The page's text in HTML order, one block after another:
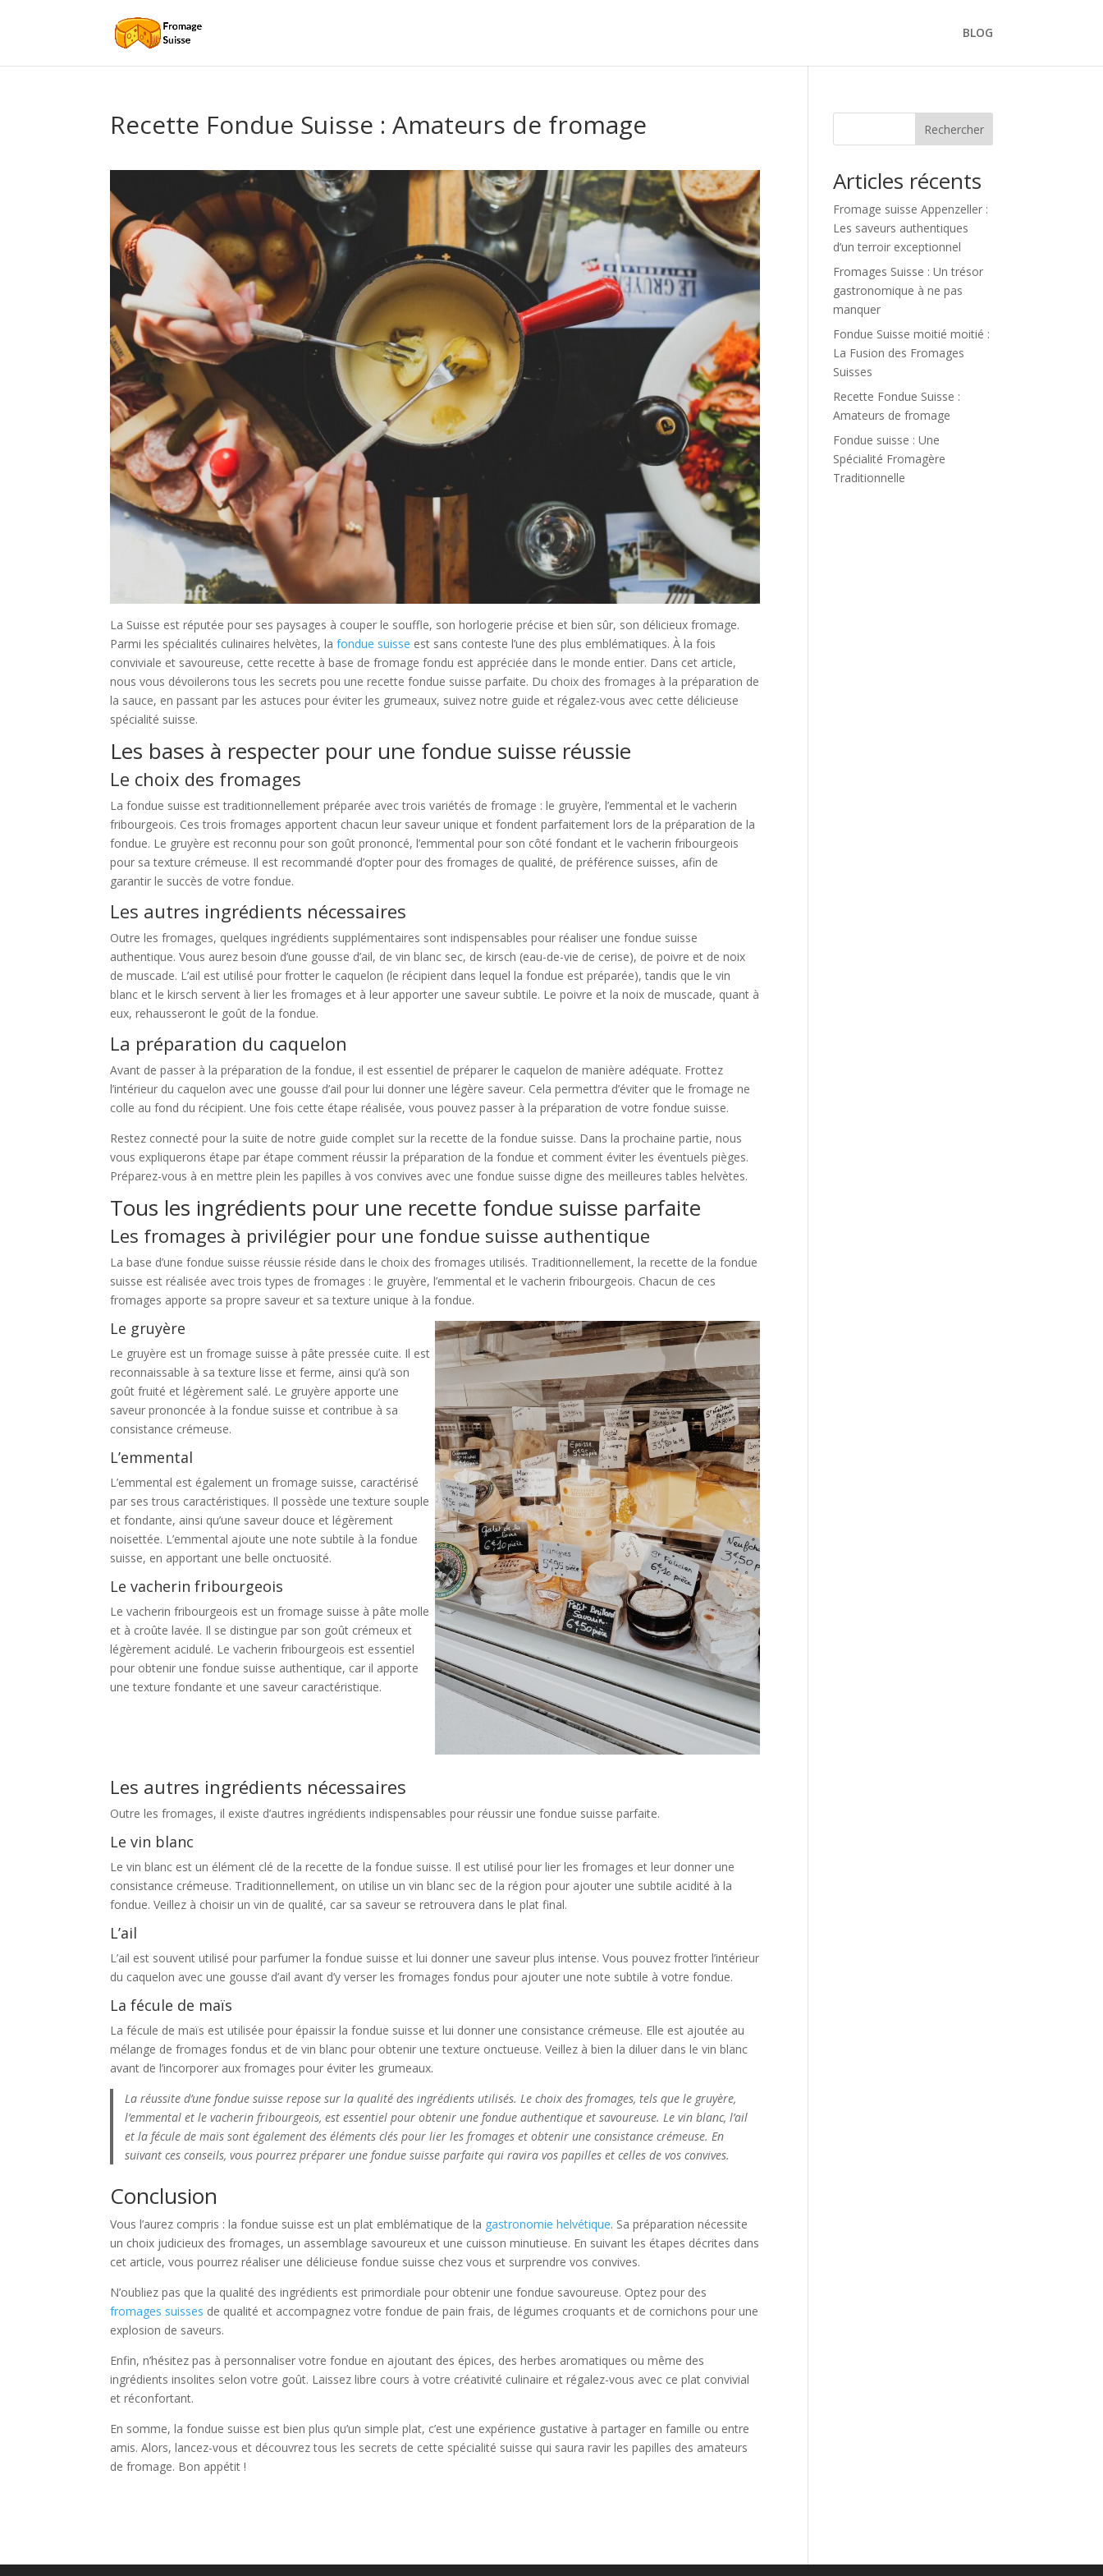
BLOG
Recette Fondue Suisse : Amateurs de fromage
La Suisse est réputée pour ses paysages à couper le souffle, son horlogerie précise et bien sûr, son délicieux fromage.
Parmi les spécialités culinaires helvètes, lafondue suisse est sans conteste l’une des plus emblématiques. À la fois
conviviale et savoureuse, cette recette à base de fromage fondu est appréciée dans le monde entier. Dans cet article,
nous vous dévoilerons tous les secrets pou une recette fondue suisse parfaite. Du choix des fromages à la préparation de
la sauce, en passant par les astuces pour éviter les grumeaux, suivez notre guide et régalez-vous avec cette délicieuse
spécialité suisse.
Les bases à respecter pour une fondue suisse réussie
Le choix des fromages
La fondue suisse est traditionnellement préparée avec trois variétés de fromage : le gruyère, l’emmental et le vacherin
fribourgeois. Ces trois fromages apportent chacun leur saveur unique et fondent parfaitement lors de la préparation de la
fondue. Le gruyère est reconnu pour son goût prononcé, l’emmental pour son côté fondant et le vacherin fribourgeois
pour sa texture crémeuse. Il est recommandé d’opter pour des fromages de qualité, de préférence suisses, afin de
garantir le succès de votre fondue.
Les autres ingrédients nécessaires
Outre les fromages, quelques ingrédients supplémentaires sont indispensables pour réaliser une fondue suisse
authentique. Vous aurez besoin d’une gousse d’ail, de vin blanc sec, de kirsch (eau-de-vie de cerise), de poivre et de noix
de muscade. L’ail est utilisé pour frotter le caquelon (le récipient dans lequel la fondue est préparée), tandis que le vin
blanc et le kirsch servent à lier les fromages et à leur apporter une saveur subtile. Le poivre et la noix de muscade, quant à
eux, rehausseront le goût de la fondue.
La préparation du caquelon
Avant de passer à la préparation de la fondue, il est essentiel de préparer le caquelon de manière adéquate. Frottez
l’intérieur du caquelon avec une gousse d’ail pour lui donner une légère saveur. Cela permettra d’éviter que le fromage ne
colle au fond du récipient. Une fois cette étape réalisée, vous pouvez passer à la préparation de votre fondue suisse.
Restez connecté pour la suite de notre guide complet sur la recette de la fondue suisse. Dans la prochaine partie, nous
vous expliquerons étape par étape comment réussir la préparation de la fondue et comment éviter les éventuels pièges.
Préparez-vous à en mettre plein les papilles à vos convives avec une fondue suisse digne des meilleures tables helvètes.
Tous les ingrédients pour une recette fondue suisse parfaite
Les fromages à privilégier pour une fondue suisse authentique
La base d’une fondue suisse réussie réside dans le choix des fromages utilisés. Traditionnellement, la recette de la fondue
suisse est réalisée avec trois types de fromages : le gruyère, l’emmental et le vacherin fribourgeois. Chacun de ces
fromages apporte sa propre saveur et sa texture unique à la fondue.
Le gruyère
Le gruyère est un fromage suisse à pâte pressée cuite. Il est
reconnaissable à sa texture lisse et ferme, ainsi qu’à son
goût fruité et légèrement salé. Le gruyère apporte une
saveur prononcée à la fondue suisse et contribue à sa
consistance crémeuse.
L’emmental
L’emmental est également un fromage suisse, caractérisé
par ses trous caractéristiques. Il possède une texture souple
et fondante, ainsi qu’une saveur douce et légèrement
noisettée. L’emmental ajoute une note subtile à la fondue
suisse, en apportant une belle onctuosité.
Le vacherin fribourgeois
Le vacherin fribourgeois est un fromage suisse à pâte molle
et à croûte lavée. Il se distingue par son goût crémeux et
légèrement acidulé. Le vacherin fribourgeois est essentiel
pour obtenir une fondue suisse authentique, car il apporte
une texture fondante et une saveur caractéristique.
Les autres ingrédients nécessaires
Outre les fromages, il existe d’autres ingrédients indispensables pour réussir une fondue suisse parfaite.
Le vin blanc
Le vin blanc est un élément clé de la recette de la fondue suisse. Il est utilisé pour lier les fromages et leur donner une
consistance crémeuse. Traditionnellement, on utilise un vin blanc sec de la région pour ajouter une subtile acidité à la
fondue. Veillez à choisir un vin de qualité, car sa saveur se retrouvera dans le plat final.
L’ail
L’ail est souvent utilisé pour parfumer la fondue suisse et lui donner une saveur plus intense. Vous pouvez frotter l’intérieur
du caquelon avec une gousse d’ail avant d’y verser les fromages fondus pour ajouter une note subtile à votre fondue.
La fécule de maïs
La fécule de maïs est utilisée pour épaissir la fondue suisse et lui donner une consistance crémeuse. Elle est ajoutée au
mélange de fromages fondus et de vin blanc pour obtenir une texture onctueuse. Veillez à bien la diluer dans le vin blanc
avant de l’incorporer aux fromages pour éviter les grumeaux.
La réussite d’une fondue suisse repose sur la qualité des ingrédients utilisés. Le choix des fromages, tels que le gruyère,
l’emmental et le vacherin fribourgeois, est essentiel pour obtenir une fondue authentique et savoureuse. Le vin blanc, l’ail
et la fécule de maïs sont également des éléments clés pour lier les fromages et obtenir une consistance crémeuse. En
suivant ces conseils, vous pourrez préparer une fondue suisse parfaite qui ravira vos papilles et celles de vos convives.
Conclusion
Vous l’aurez compris : la fondue suisse est un plat emblématique de la gastronomie helvétique. Sa préparation nécessite
un choix judicieux des fromages, un assemblage savoureux et une cuisson minutieuse. En suivant les étapes décrites dans
cet article, vous pourrez réaliser une délicieuse fondue suisse chez vous et surprendre vos convives.
N’oubliez pas que la qualité des ingrédients est primordiale pour obtenir une fondue savoureuse. Optez pour des
fromages suisses de qualité et accompagnez votre fondue de pain frais, de légumes croquants et de cornichons pour une
explosion de saveurs.
Enfin, n’hésitez pas à personnaliser votre fondue en ajoutant des épices, des herbes aromatiques ou même des
ingrédients insolites selon votre goût. Laissez libre cours à votre créativité culinaire et régalez-vous avec ce plat convivial
et réconfortant.
En somme, la fondue suisse est bien plus qu’un simple plat, c’est une expérience gustative à partager en famille ou entre
amis. Alors, lancez-vous et découvrez tous les secrets de cette spécialité suisse qui saura ravir les papilles des amateurs
de fromage. Bon appétit !
Rechercher
Articles récents
Fromage suisse Appenzeller :
Les saveurs authentiques
d’un terroir exceptionnel
Fromages Suisse : Un trésor
gastronomique à ne pas
manquer
Fondue Suisse moitié moitié :
La Fusion des Fromages
Suisses
Recette Fondue Suisse :
Amateurs de fromage
Fondue suisse : Une
Spécialité Fromagère
Traditionnelle